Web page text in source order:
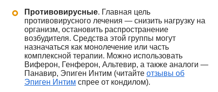
Противовирусные. Главная цель
противовирусного лечения — снизить нагрузку на
организм, остановить распространение
возбудителя. Средства этой группы могут
назначаться как монолечение или часть
комплексной терапии. Можно использовать
Виферон, Генферон, Альтевир, а также аналоги —
Панавир, Эпиген Интим (читайте отзывы об
Эпиген Интим спрее от кондилом).